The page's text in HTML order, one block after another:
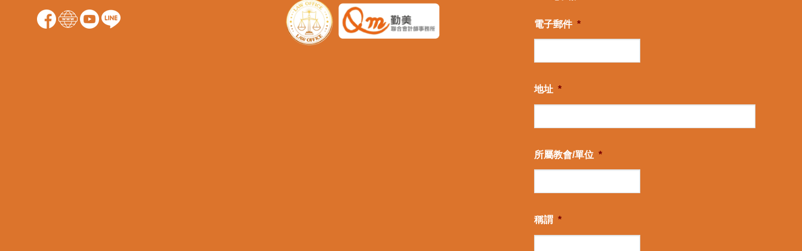
電子郵件 *
地址 *
所屬教會/單位 *
稱謂 *